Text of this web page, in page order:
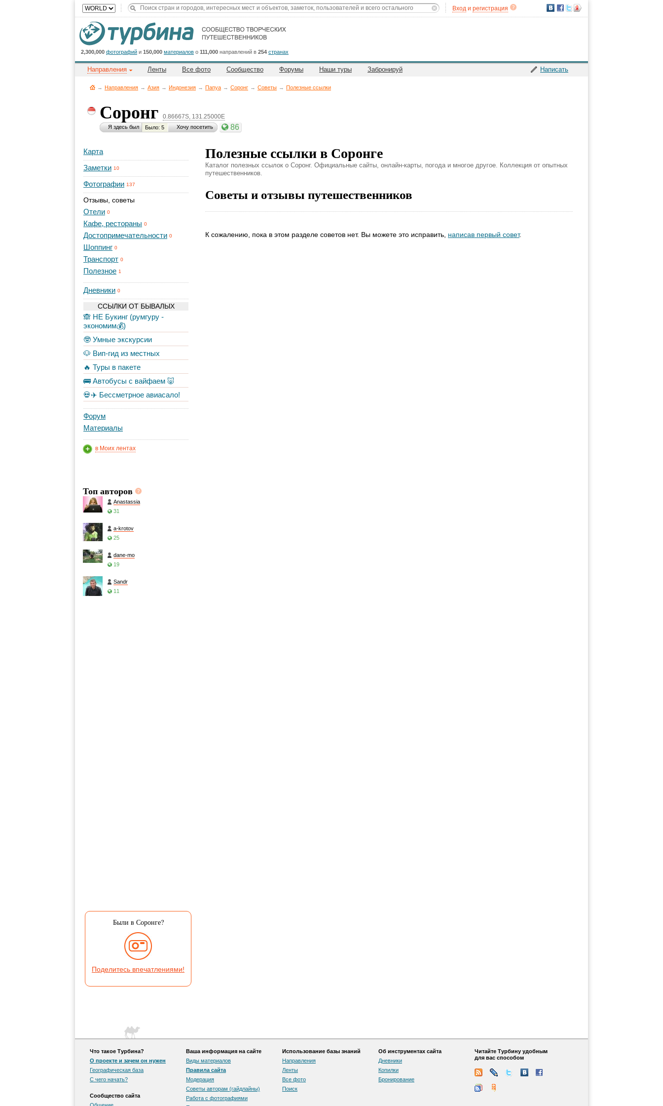
Вход и регистрация
2,300,000 фотографий и 150,000 материалов о 111,000 направлений в 254 странах
Написать
Направления Ленты Все фото Сообщество Форумы Наши туры Забронируй
→ Направления → Азия → Индонезия → Папуа → Соронг → Советы → Полезные ссылки
Соронг 0.86667S, 131.25000E
Я здесь был Было: 5 Хочу посетить 86
Карта
Заметки 10
Фотографии 137
Отзывы, советы
Отели 0
Кафе, рестораны 0
Достопримечательности 0
Шоппинг 0
Транспорт 0
Полезное 1
Дневники 0
ССЫЛКИ ОТ БЫВАЛЫХ
🙈 НЕ Букинг (румгуру -
экономим💰)
🤓 Умные экскурсии
🐶 Вип-гид из местных
🔥 Туры в пакете
🚌 Автобусы с вайфаем 🐷
💀✈️ Бессметрное авиасало!
Форум
Материалы
в Моих лентах
Топ авторов
Anastassia
31
a-krotov
25
dane-mo
19
Sandr
11
Были в Соронге?
Поделитесь впечатлениями!
Полезные ссылки в Соронге
Каталог полезных ссылок о Соронг. Официальные сайты, онлайн-карты, погода и многое другое. Коллекция от опытных
путешественников.
Советы и отзывы путешественников
К сожалению, пока в этом разделе советов нет. Вы можете это исправить, написав первый совет.
Что такое Турбина?
О проекте и зачем он нужен
Географическая база
С чего начать?
Сообщество сайта
Ваша информация на сайте
Виды материалов
Правила сайта
Модерация
Советы авторам (гайдлайны)
Работа с фотографиями
Использование базы знаний
Направления
Ленты
Все фото
Поиск
Об инструментах сайта
Дневники
Копилки
Бронирование
Читайте Турбину удобным
для вас способом